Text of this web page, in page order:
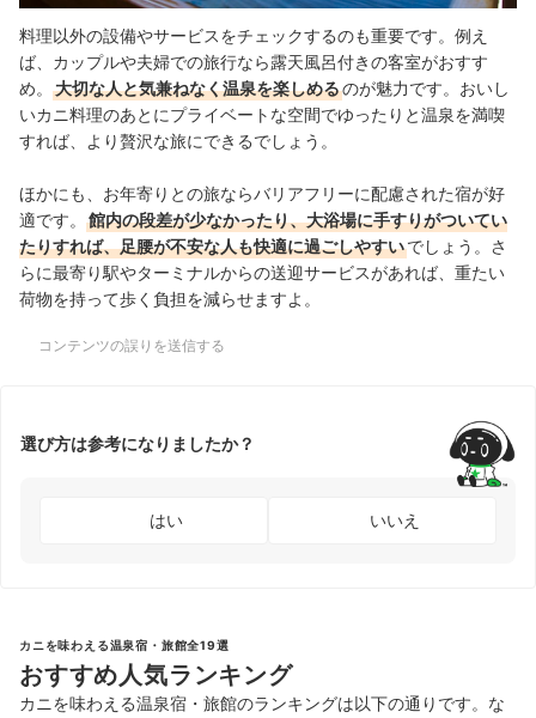
料理以外の設備やサービスをチェックするのも重要です。例え
ば、カップルや夫婦での旅行なら露天風呂付きの客室がおすす
め。
大切な人と気兼ねなく温泉を楽しめるのが魅力です。おいし
いカニ料理のあとにプライベートな空間でゆったりと温泉を満喫
すれば、より贅沢な旅にできるでしょう。
ほかにも、お年寄りとの旅ならバリアフリーに配慮された宿が好
適です。
館内の段差が少なかったり、大浴場に手すりがついてい
たりすれば、足腰が不安な人も快適に過ごしやすいでしょう。さ
らに最寄り駅やターミナルからの送迎サービスがあれば、重たい
荷物を持って歩く負担を減らせますよ。
コンテンツの誤りを送信する
選び方は参考になりましたか？
はい いいえ
カニを味わえる温泉宿・旅館全19選
おすすめ人気ランキング
カニを味わえる温泉宿・旅館のランキングは以下の通りです。な